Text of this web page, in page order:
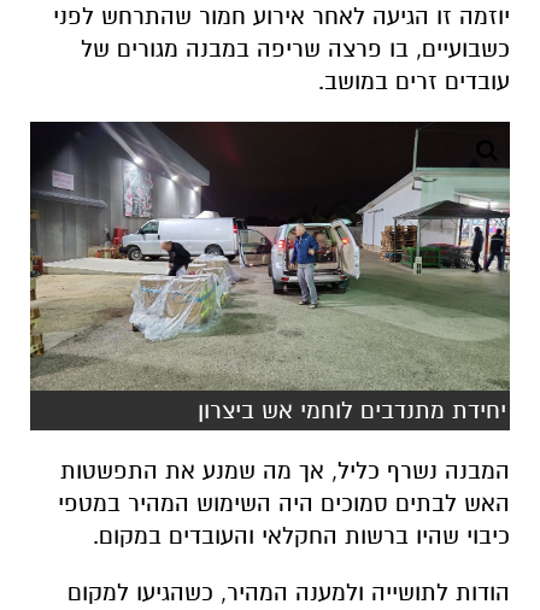
יוזמה זו הגיעה לאחר אירוע חמור שהתרחש לפני
כשבועיים, בו פרצה שריפה במבנה מגורים של
עובדים זרים במושב.
יחידת מתנדבים לוחמי אש ביצרון
המבנה נשרף כליל, אך מה שמנע את התפשטות
האש לבתים סמוכים היה השימוש המהיר במטפי
כיבוי שהיו ברשות החקלאי והעובדים במקום.
הודות לתושייה ולמענה המהיר, כשהגיעו למקום